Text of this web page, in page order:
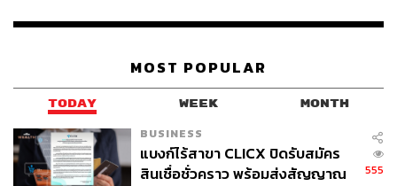
MOST POPULAR
TODAY WEEK MONTH
BUSINESS
แบงก์ไร้สาขา CLICX ปิดรับสมัคร
สินเชื่อชั่วคราว พร้อมส่งสัญญาณ
555